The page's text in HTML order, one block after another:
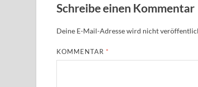
Schreibe einen Kommentar
Deine E-Mail-Adresse wird nicht
KOMMENTAR *